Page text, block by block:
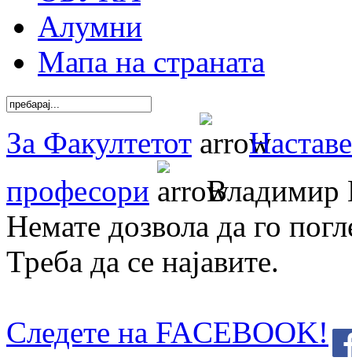
Алумни
Мапа на страната
За Факултетот
професори
Владимир
Немате дозвола да го
Треба да се најавите.
Следете на FACEBOOK!